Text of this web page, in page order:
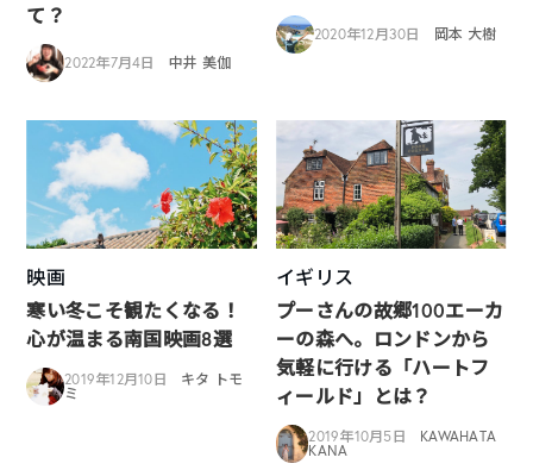
て？
2022年7月4日 中井 美伽
2020年12月30日 岡本 大樹
映画
寒い冬こそ観たくなる！
心が温まる南国映画8選
2019年12月10日
キタ トモ
ミ
イギリス
プーさんの故郷100エーカ
ーの森へ。ロンドンから
気軽に行ける「ハートフ
ィールド」とは？
2019年10月5日
KAWAHATA
KANA